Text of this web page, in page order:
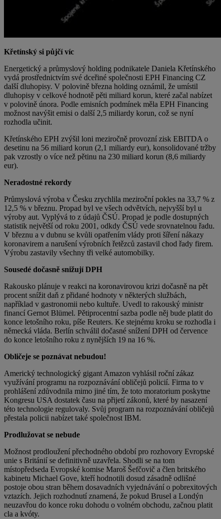
Křetínský si půjčí víc
Energetický a průmyslový holding podnikatele Daniela Křetínského
vydá prostřednictvím své dceřiné společnosti EPH Financing CZ
další dluhopisy. V polovině března holding oznámil, že umístil
dluhopisy v celkové hodnotě pěti miliard korun, které začal nabízet
v polovině února. Podle emisních podmínek měla EPH Financing
možnost navýšit emisi o další 2,5 miliardy korun, což se nyní
rozhodla učinit.
Křetínského EPH zvýšil loni meziročně provozní zisk EBITDA o
desetinu na 56 miliard korun (2,1 miliardy eur), konsolidované tržby
pak vzrostly o více než pětinu na 230 miliard korun (8,6 miliardy
eur).
Neradostné rekordy
Průmyslová výroba v Česku zrychlila meziroční pokles na 33,7 % z
12,5 % v březnu. Propad byl ve všech odvětvích, nejvyšší byl u
výroby aut. Vyplývá to z údajů ČSÚ. Propad je podle dostupných
statistik největší od roku 2001, odkdy ČSÚ vede srovnatelnou řadu.
V březnu a v dubnu se kvůli opatřením vlády proti šíření nákazy
koronavirem a narušení výrobních řetězců zastavil chod řady firem.
Výrobu zastavily všechny tři velké automobilky.
Sousedé dočasně snižují DPH
Rakousko plánuje v reakci na koronavirovou krizi dočasně na pět
procent snížit daň z přidané hodnoty v některých službách,
například v gastronomii nebo kultuře. Uvedl to rakouský ministr
financí Gernot Blümel. Pětiprocentní sazba podle něj bude platit do
konce letošního roku, píše Reuters. Ke stejnému kroku se rozhodla i
německá vláda. Berlín schválil dočasné snížení DPH od července
do konce letošního roku z nynějších 19 na 16 %.
Obličeje se poznávat nebudou!
Americký technologický gigant Amazon vyhlásil roční zákaz
využívání programu na rozpoznávání obličejů policií. Firma to v
prohlášení zdůvodnila mimo jiné tím, že toto moratorium poskytne
Kongresu USA dostatek času na přijetí zákonů, které by nasazení
této technologie regulovaly. Svůj program na rozpoznávání obličejů
přestala policii nabízet také společnost IBM.
Prodlužovat se nebude
Možnost prodloužení přechodného období pro rozhovory Evropské
unie s Británií se definitivně uzavřela. Shodli se na tom
místopředseda Evropské komise Maroš Šefčovič a člen britského
kabinetu Michael Gove, kteří hodnotili dosud zásadně odlišné
postoje obou stran během dosavadních vyjednávání o pobrexitových
vztazích. Jejich rozhodnutí znamená, že pokud Brusel a Londýn
neuzavřou do konce roku dohodu o volném obchodu, začnou platit
cla a kvóty.